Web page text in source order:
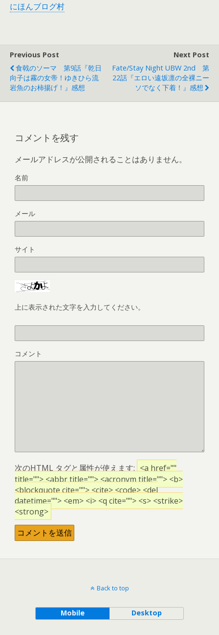
にほんブログ村
Previous Post
食戟のソーマ 第9話『乾日
向子は霧の女帝！ゆきひら流
岩魚のお柿揚げ！』感想
Next Post
Fate/stay Night UBW 2nd 第
22話『エロい遠坂凛の全裸ニー
ソでなく下着！』感想
コメントを残す
メールアドレスが公開されることはありません。
名前
メール
サイト
上に表示された文字を入力してください。
コメント
次のHTML タグと属性が使えます: <a href=""
title=""> <abbr title=""> <acronym title=""> <b>
<blockquote cite=""> <cite> <code> <del
datetime=""> <em> <i> <q cite=""> <s> <strike>
<strong>
Back to top
Mobile Desktop